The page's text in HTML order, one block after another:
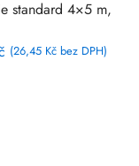
standard 4×5 m,
(26,45 Kčbez DPH)